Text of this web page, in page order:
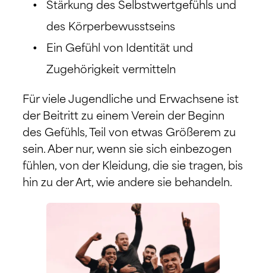
Stärkung des Selbstwertgefühls und
des Körperbewusstseins
Ein Gefühl von Identität und
Zugehörigkeit vermitteln
Für viele Jugendliche und Erwachsene ist
der Beitritt zu einem Verein der Beginn
des Gefühls, Teil von etwas Größerem zu
sein. Aber nur, wenn sie sich einbezogen
fühlen, von der Kleidung, die sie tragen, bis
hin zu der Art, wie andere sie behandeln.